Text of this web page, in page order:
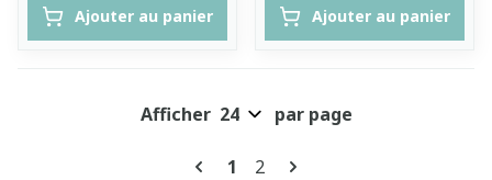
Ajouter au panier Ajouter au panier
Pages
Vous lisez actuellement la
1 Page
2
Afficher par page